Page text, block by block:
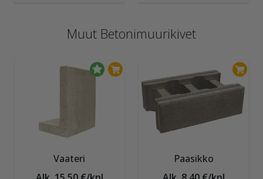
Muut Betonimuurikivet
Vaateri
Paasikko